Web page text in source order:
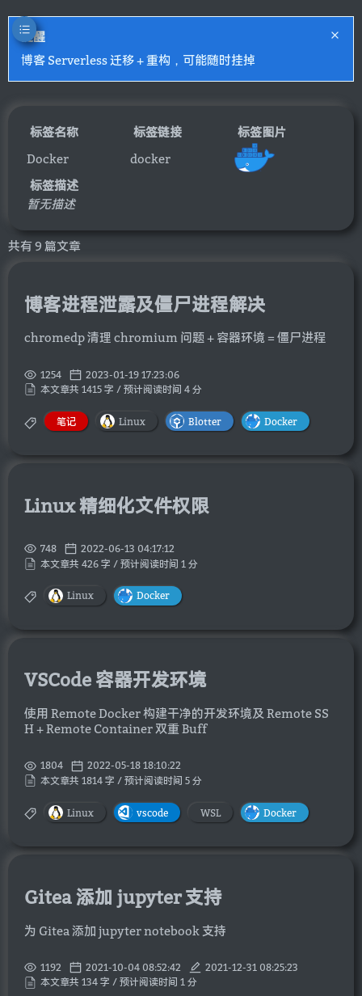
提醒
博客 Serverless 迁移 + 重构，可能随时挂掉
标签名称 标签链接
标签图片
Docker
docker
标签描述
暂无描述
共有 9 篇文章
博客进程泄露及僵尸进程解决
chromedp 清理 chromium 问题 + 容器环境 = 僵尸进程
1254
2023-01-19 17:23:06
本文章共 1415 字 / 预计阅读时间 4 分
笔记 Linux Blotter Docker
Linux 精细化文件权限
748
2022-06-13 04:17:12
本文章共 426 字 / 预计阅读时间 1 分
Linux Docker
VSCode 容器开发环境
使用 Remote Docker 构建干净的开发环境及 Remote SS
H + Remote Container 双重 Buff
1804
2022-05-18 18:10:22
本文章共 1814 字 / 预计阅读时间 5 分
Linux vscode WSL Docker
Gitea 添加 jupyter 支持
为 Gitea 添加 jupyter notebook 支持
1192 2021-10-04 08:52:42
2021-12-31 08:25:23
本文章共 134 字 / 预计阅读时间 1 分